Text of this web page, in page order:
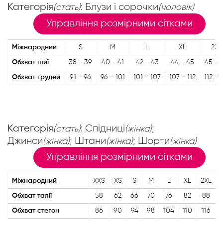
Категорія(стать): Блузи і сорочки(чоловік)
Управління розмірними сітками
Міжнародний S M L XL 2XL
Обхват шиї 38 - 39 40 - 41 42 - 43 44 - 45 45 -
Обхват грудей 91 - 96 96 - 101 101 - 107 107 - 112 112 -
Категорія(стать): Спідниці(жінка);
Джинси(жінка); Штани(жінка); Шорти(жінка)
Управління розмірними сітками
Міжнародний XXS XS S M L XL 2XL
Обхват талії 58 62 66 70 76 82 88
Обхват стегон 86 90 94 98 104 110 116